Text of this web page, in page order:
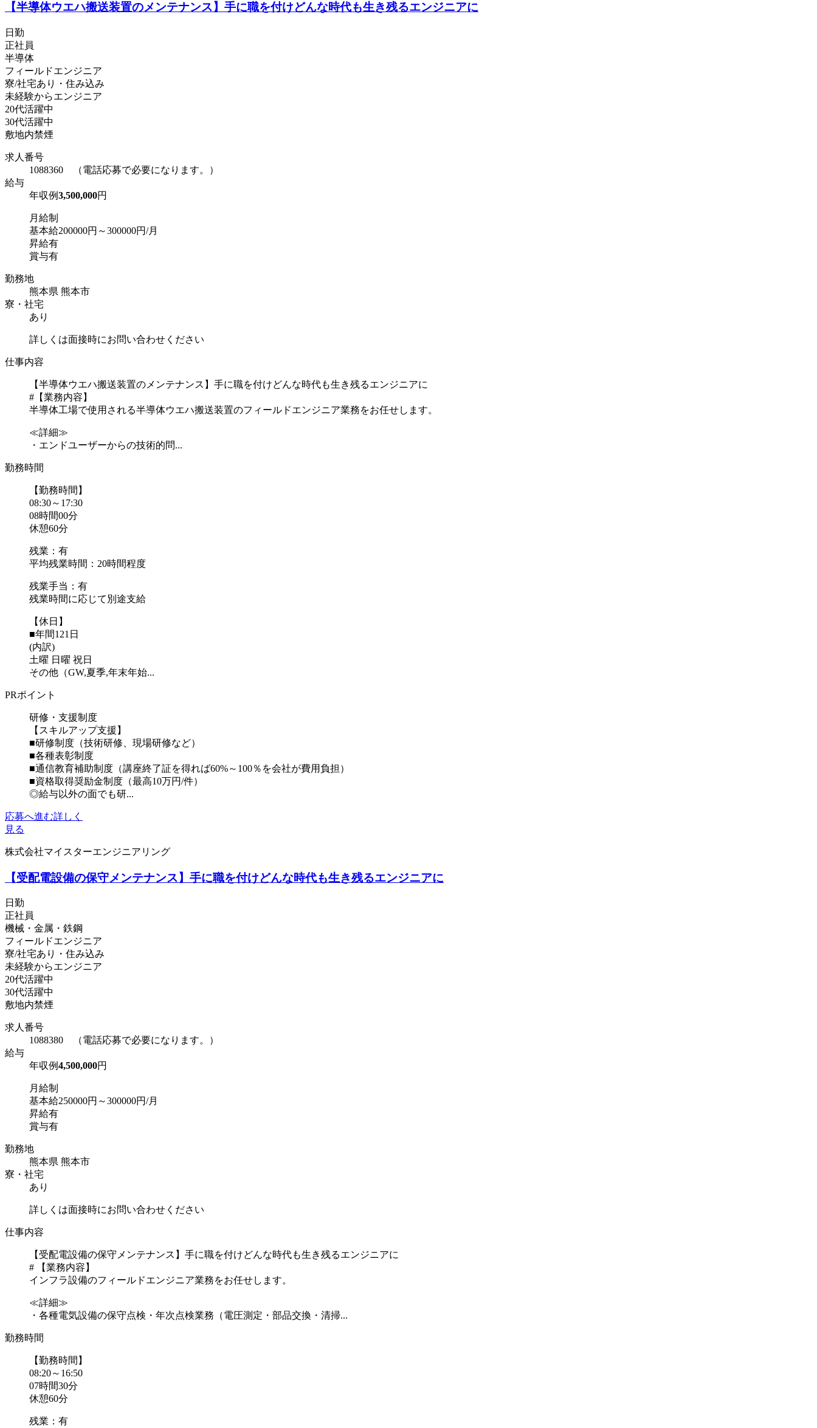
【半導体ウエハ搬送装置のメンテナンス】手に職を付けどんな時代も生き残るエンジニアに
日勤
正社員
半導体
フィールドエンジニア
寮/社宅あり・住み込み
未経験からエンジニア
20代活躍中
30代活躍中
敷地内禁煙
求人番号
1088360 （電話応募で必要になります。）
給与
年収例3,500,000円
月給制
基本給200000円～300000円/月
昇給有
賞与有
勤務地
熊本県 熊本市
寮・社宅
あり
詳しくは面接時にお問い合わせください
仕事内容
【半導体ウエハ搬送装置のメンテナンス】手に職を付けどんな時代も生き残るエンジニアに
#【業務内容】
半導体工場で使用される半導体ウエハ搬送装置のフィールドエンジニア業務をお任せします。
≪詳細≫
・エンドユーザーからの技術的問...
勤務時間
【勤務時間】
08:30～17:30
08時間00分
休憩60分
残業：有
平均残業時間：20時間程度
残業手当：有
残業時間に応じて別途支給
【休日】
■年間121日
(内訳)
土曜 日曜 祝日
その他（GW,夏季,年末年始...
PRポイント
研修・支援制度
【スキルアップ支援】
■研修制度（技術研修、現場研修など）
■各種表彰制度
■通信教育補助制度（講座終了証を得れば60%～100％を会社が費用負担）
■資格取得奨励金制度（最高10万円/件）
◎給与以外の面でも研...
応募へ進む詳しく
見る
株式会社マイスターエンジニアリング
【受配電設備の保守メンテナンス】手に職を付けどんな時代も生き残るエンジニアに
日勤
正社員
機械・金属・鉄鋼
フィールドエンジニア
寮/社宅あり・住み込み
未経験からエンジニア
20代活躍中
30代活躍中
敷地内禁煙
求人番号
1088380 （電話応募で必要になります。）
給与
年収例4,500,000円
月給制
基本給250000円～300000円/月
昇給有
賞与有
勤務地
熊本県 熊本市
寮・社宅
あり
詳しくは面接時にお問い合わせください
仕事内容
【受配電設備の保守メンテナンス】手に職を付けどんな時代も生き残るエンジニアに
# 【業務内容】
インフラ設備のフィールドエンジニア業務をお任せします。
≪詳細≫
・各種電気設備の保守点検・年次点検業務（電圧測定・部品交換・清掃...
勤務時間
【勤務時間】
08:20～16:50
07時間30分
休憩60分
残業：有